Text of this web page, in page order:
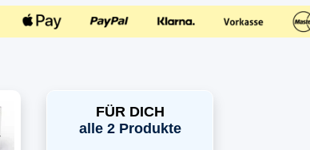
FÜR DICH
alle 2 Produkte